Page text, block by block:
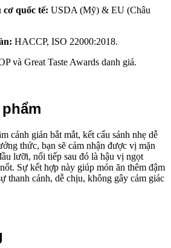
quốc tế: USDA (Mỹ) & EU (Châu
HACCP, ISO 22000:2018.
và Great Taste Awards danh giá.
cánh gián bắt mắt, kết cấu sánh nhẹ dễ
thức, bạn sẽ cảm nhận được vị mặn
lưỡi, nối tiếp sau đó là hậu vị ngọt
Sự kết hợp này giúp món ăn thêm đậm
thanh cảnh, dễ chịu, không gây cảm giác